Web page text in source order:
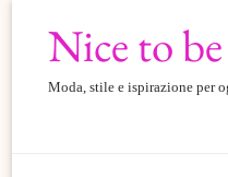
Nice to
Moda, stile e ispirazione per